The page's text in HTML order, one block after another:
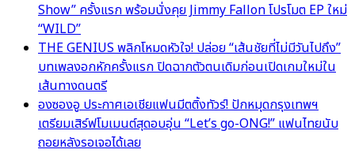
Show” ครั้งแรก พร้อมนั่งคุย Jimmy Fallon โปรโมต EP ใหม่
“WILD”
THE GENIUS พลิกโหมดหัวใจ! ปล่อย “เส้นชัยที่ไม่มีวันไปถึง”
บทเพลงอกหักครั้งแรก ปิดฉากตัวตนเดิมก่อนเปิดเกมใหม่ใน
เส้นทางดนตรี
องซองอู ประกาศเอเชียแฟนมีตติ้งทัวร์! ปักหมุดกรุงเทพฯ
เตรียมเสิร์ฟโมเมนต์สุดอบอุ่น “Let’s go-ONG!” แฟนไทยนับ
ถอยหลังรอเจอได้เลย